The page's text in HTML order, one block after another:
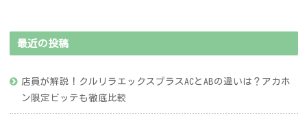
最近の投稿
店員が解説！クルリラエックスプラスACとABの違いは？アカホ
ン限定ビッテも徹底比較